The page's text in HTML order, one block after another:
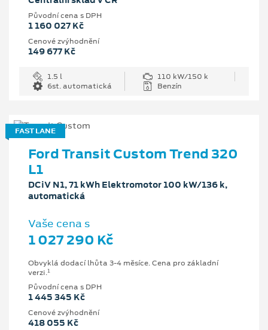
Původní cena s DPH
1 160 027 Kč
Cenové zvýhodnění
149 677 Kč
1.5 l
110 kW/150 k
6st. automatická
Benzín
FAST LANE
Ford Transit Custom Trend 320
L1
DCiV N1, 71 kWh Elektromotor 100 kW/136 k,
automatická
Vaše cena s
1 027 290 Kč
Obvyklá dodací lhůta 3-4 měsíce. Cena pro základní
verzi.1
Původní cena s DPH
1 445 345 Kč
Cenové zvýhodnění
418 055 Kč